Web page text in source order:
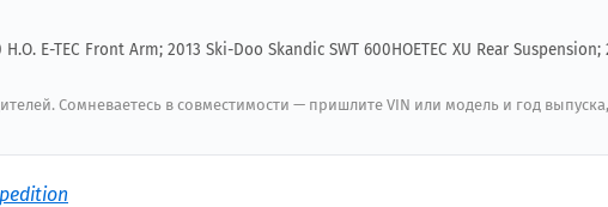
E-TEC Front Arm; 2013 Ski-Doo Skandic SWT 600HOETEC XU Rear Suspension;
Сомневаетесь в совместимости — пришлите VIN или модель и год выпуска,